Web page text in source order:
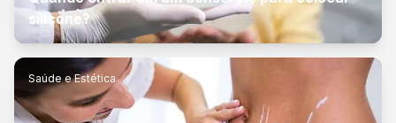
silicone?
Saúde e Estética